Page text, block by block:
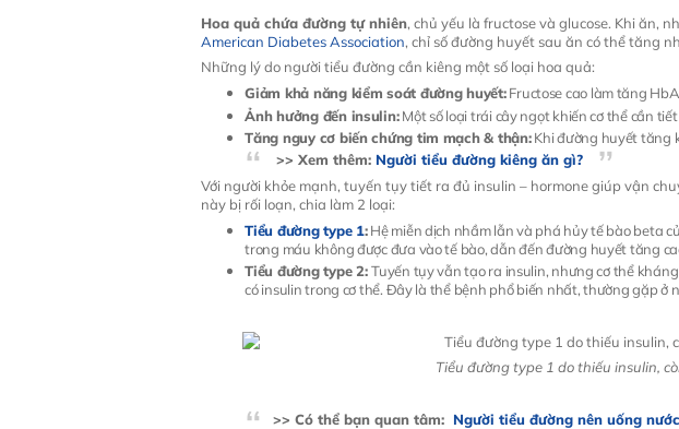
Hoa quả chứa đường tự nhiên, chủ yếu là fructose và glucose. Khi ăn,
American Diabetes Association, chỉ số đường huyết sau ăn có thể tăng
Những lý do người tiểu đường cần kiêng một số loại hoa quả:
Giảm khả năng kiểm soát đường huyết:Fructose cao làm tăng
Ảnh hưởng đến insulin:Một số loại trái cây ngọt khiến cơ thể cần
Tăng nguy cơ biến chứng tim mạch & thận:Khi đường huyết tăng
>> Xem thêm: Người tiểu đường kiêng ăn gì?
Với người khỏe mạnh, tuyến tụy tiết ra đủ insulin – hormone giúp vận
này bị rối loạn, chia làm 2 loại:
Tiểu đường type 1:Hệ miễn dịch nhầm lẫn và phá hủy tế bào beta
trong máu không được đưa vào tế bào, dẫn đến đường huyết tăng
Tiểu đường type 2:Tuyến tụy vẫn tạo ra insulin, nhưng cơ thể
có insulin trong cơ thể. Đây là thể bệnh phổ biến nhất, thường gặp ở
Tiểu đường type 1 do thiếu insulin,
>> Có thể bạn quan tâm: Người tiểu đường nên uống